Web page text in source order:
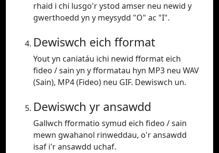
rhaid i chi lusgo'r ystod amser neu newid y
gwerthoedd yn y meysydd "O" ac "I".
Dewiswch eich fformat
Yout yn caniatáu ichi newid fformat eich
fideo / sain yn y fformatau hyn MP3 neu WAV
(Sain), MP4 (Fideo) neu GIF. Dewiswch un.
Dewiswch yr ansawdd
Gallwch fformatio symud eich fideo / sain
mewn gwahanol rinweddau, o'r ansawdd
isaf i'r ansawdd uchaf.